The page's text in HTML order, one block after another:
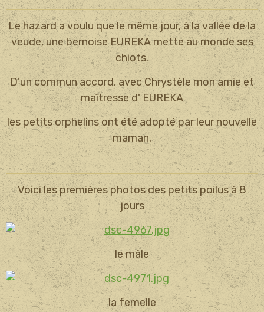
Le hazard a voulu que le même jour, à la vallée de la
veude, une bernoise EUREKA mette au monde ses
chiots.
D'un commun accord, avec Chrystèle mon amie et
maîtresse d' EUREKA
les petits orphelins ont été adopté par leur nouvelle
maman.
Voici les premières photos des petits poilus à 8
jours
le mâle
la femelle